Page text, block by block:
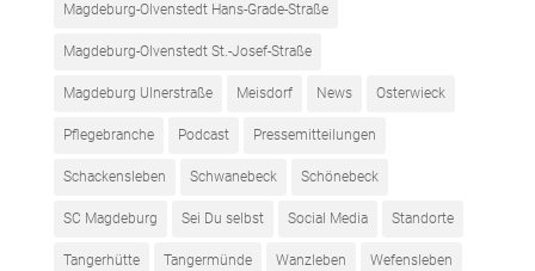
Magdeburg-Olvenstedt Hans-Grade-Straße
Magdeburg-Olvenstedt St.-Josef-Straße
Magdeburg Ulnerstraße Meisdorf News Osterwieck
Pflegebranche Podcast Pressemitteilungen
Schackensleben Schwanebeck Schönebeck
SC Magdeburg Sei Du selbst Social Media Standorte
Tangerhütte Tangermünde Wanzleben Wefensleben